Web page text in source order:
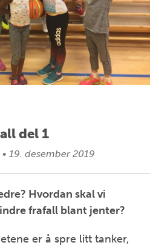
del 1
• 19. desember 2019
Hvordan skal vi
frafall blant jenter?
er å spre litt tanker,